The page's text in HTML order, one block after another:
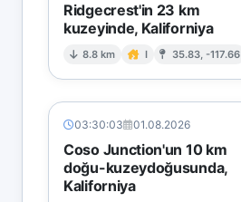
Ridgecrest'in 23 km
kuzeyinde, Kaliforniya
8.8 km I 35.83, -117.66
03:30:03 01.08.2026
Coso Junction'un 10 km
doğu-kuzeydoğusunda,
Kaliforniya